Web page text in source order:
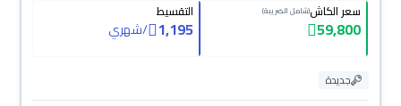
سعر الكاش(شامل الضريبة)
59,800
التقسيط
1,195
/شهري
جديدة